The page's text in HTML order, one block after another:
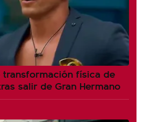
transformación física de
salir de Gran Hermano